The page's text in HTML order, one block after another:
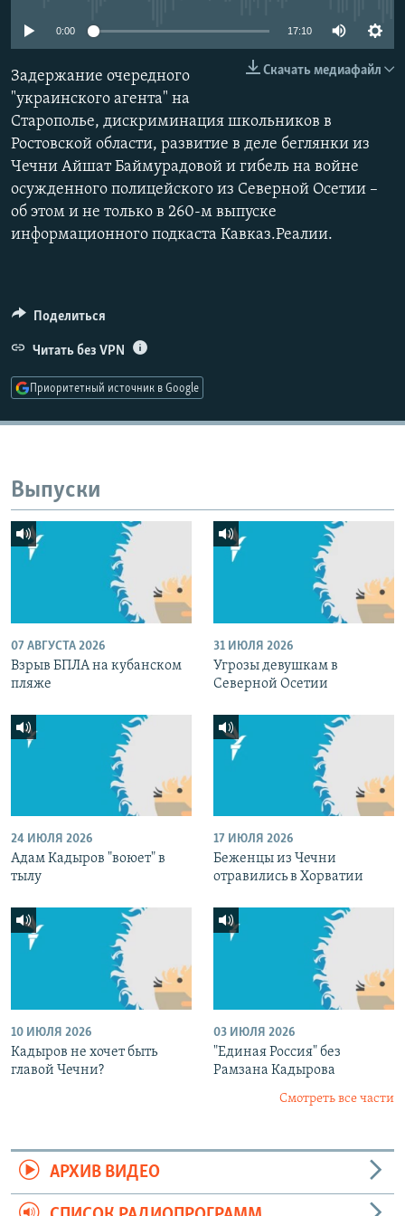
ПОДПИШИТЕСЬ НА РАССЫЛКУ
СОЦИАЛЬНЫЕ СЕТИ
Все сайты РСЕ/РС
0:00 17:10
Скачать медиафайл
Задержание очередного
"украинского агента" на
Старополье, дискриминация школьников в
Ростовской области, развитие в деле беглянки из
Чечни Айшат Баймурадовой и гибель на войне
осужденного полицейского из Северной Осетии –
об этом и не только в 260-м выпуске
информационного подкаста Кавказ.Реалии.
Поделиться
Читать без VPN
Приоритетный источник в Google
Выпуски
07 АВГУСТА 2026
Взрыв БПЛА на кубанском
пляже
31 ИЮЛЯ 2026
Угрозы девушкам в
Северной Осетии
24 ИЮЛЯ 2026
Адам Кадыров "воюет" в
тылу
17 ИЮЛЯ 2026
Беженцы из Чечни
отравились в Хорватии
10 ИЮЛЯ 2026
Кадыров не хочет быть
главой Чечни?
03 ИЮЛЯ 2026
"Единая Россия" без
Рамзана Кадырова
Смотреть все части
АРХИВ ВИДЕО